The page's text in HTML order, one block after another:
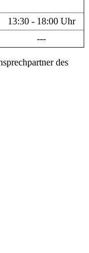
13:30 - 18:00 Uhr
---
des